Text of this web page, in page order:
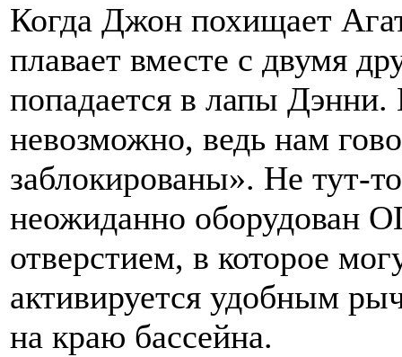
Когда Джон похищает
плавает вместе с двумя
попадается в лапы Дэнни.
невозможно, ведь нам
заблокированы». Не тут-
неожиданно
отверстием, в которое
активируется удобным
на краю бассейна.